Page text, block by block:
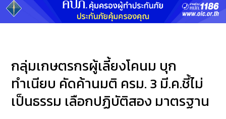
กลุ่มเกษตรกรผู้เลี้ยงโคนม บุก
ทำเนียบ คัดค้านมติ ครม. 3 มี.ค.ชี้ไม่
เป็นธรรม เลือกปฏิบัติสอง มาตรฐาน